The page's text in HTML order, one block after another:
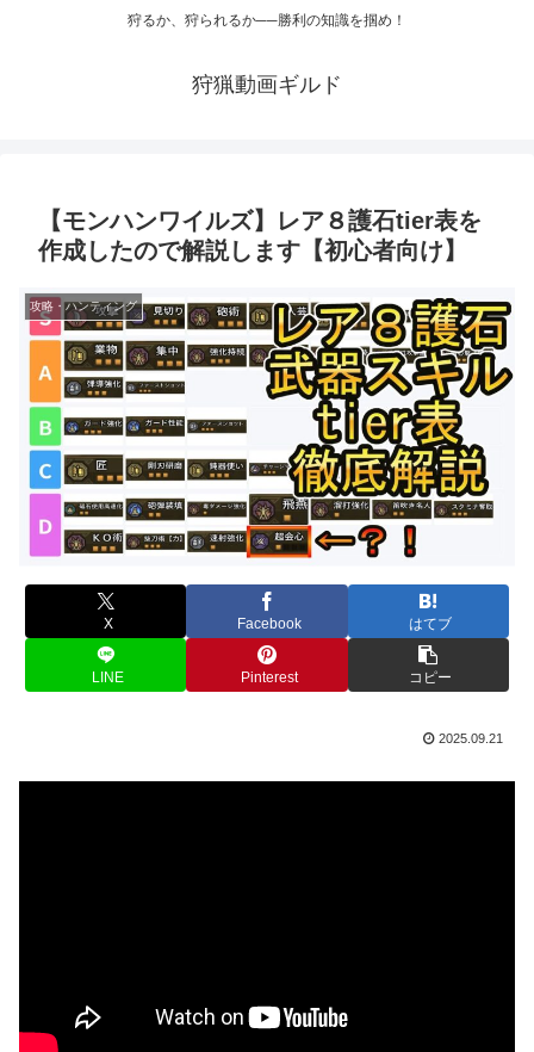
狩るか、狩られるか──勝利の知識を掴め！
狩猟動画ギルド
【モンハンワイルズ】レア８護石tier表を
作成したので解説します【初心者向け】
攻略・ハンティング
X Facebook はてブ
LINE Pinterest コピー
2025.09.21